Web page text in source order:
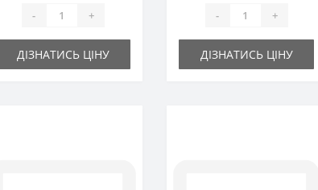
- +
ДІЗНАТИСЬ ЦІНУ
- +
ДІЗНАТИСЬ ЦІНУ